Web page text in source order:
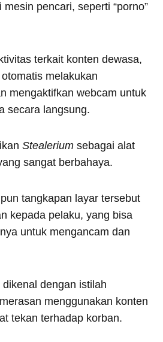
pencari, seperti “porno”
terkait konten dewasa,
melakukan
mengaktifkan webcam untuk
secara langsung.
Stealerium sebagai alat
sangat berbahaya.
tangkapan layar tersebut
kepada pelaku, yang bisa
untuk mengancam dan
dengan istilah
menggunakan konten
tekan terhadap korban.